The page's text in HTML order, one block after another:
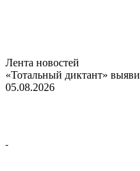
Лента новостей
«Тотальный диктант»
05.08.2026